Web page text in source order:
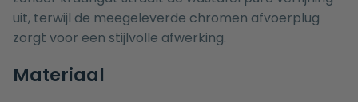
uit, terwijl de meegeleverde chromen afvoerplug
zorgt voor een stijlvolle afwerking.
Materiaal